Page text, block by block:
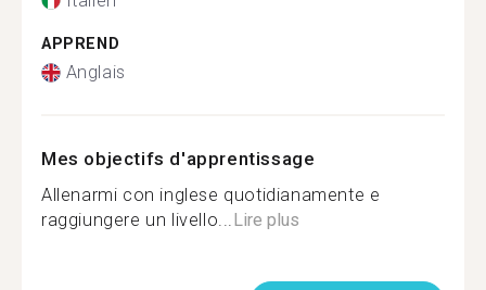
APPREND
Anglais
Mes objectifs d'apprentissage
Allenarmi con inglese quotidianamente e
raggiungere un livello...Lire plus